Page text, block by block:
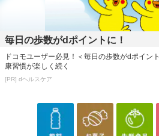
毎日の歩数がdポイントに！
ドコモユーザー必見！＜毎日の歩数がdポイン
康習慣が楽しく続く
[PR] dヘルスケア